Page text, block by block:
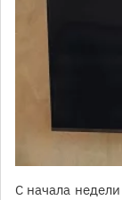
С начала